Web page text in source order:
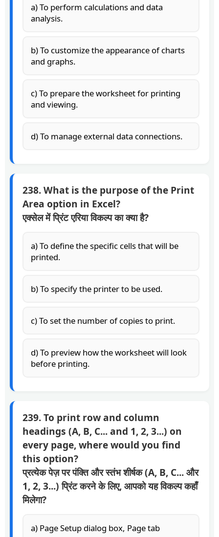
a) To perform calculations and data
analysis.
b) To customize the appearance of charts
and graphs.
c) To prepare the worksheet for printing
and viewing.
d) To manage external data connections.
238. What is the purpose of the Print
Area option in Excel?
एक्सेल में प्रिंट एरिया विकल्प का क्या है?
a) To define the specific cells that will be
printed.
b) To specify the printer to be used.
c) To set the number of copies to print.
d) To preview how the worksheet will look
before printing.
239. To print row and column
headings (A, B, C... and 1, 2, 3...) on
every page, where would you find
this option?
प्रत्येक पेज़ पर पंक्ति और स्तंभ शीर्षक (A, B, C... और
1, 2, 3...) प्रिंट करने के लिए, आपको यह विकल्प कहाँ
मिलेगा?
a) Page Setup dialog box, Page tab